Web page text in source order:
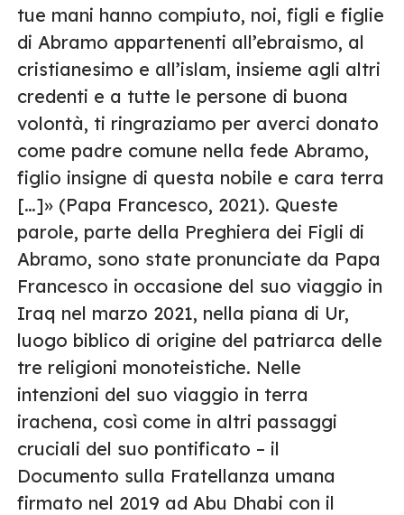
tue mani hanno compiuto, noi, figli e figlie
di Abramo appartenenti all’ebraismo, al
cristianesimo e all’islam, insieme agli altri
credenti e a tutte le persone di buona
volontà, ti ringraziamo per averci donato
come padre comune nella fede Abramo,
figlio insigne di questa nobile e cara terra
[…]» (Papa Francesco, 2021). Queste
parole, parte della Preghiera dei Figli di
Abramo, sono state pronunciate da Papa
Francesco in occasione del suo viaggio in
Iraq nel marzo 2021, nella piana di Ur,
luogo biblico di origine del patriarca delle
tre religioni monoteistiche. Nelle
intenzioni del suo viaggio in terra
irachena, così come in altri passaggi
cruciali del suo pontificato – il
Documento sulla Fratellanza umana
firmato nel 2019 ad Abu Dhabi con il